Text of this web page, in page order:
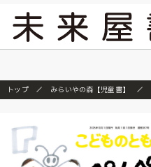
トップ みらいやの森【児童書】